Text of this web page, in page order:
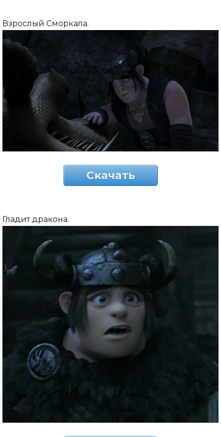
Взрослый Сморкала.
Скачать
Гладит дракона.